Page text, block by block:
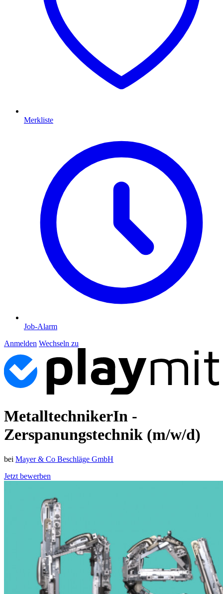
Merkliste
Job-Alarm
Anmelden Wechseln zu
MetalltechnikerIn -
Zerspanungstechnik (m/w/d)
bei Mayer & Co Beschläge GmbH
Jetzt bewerben